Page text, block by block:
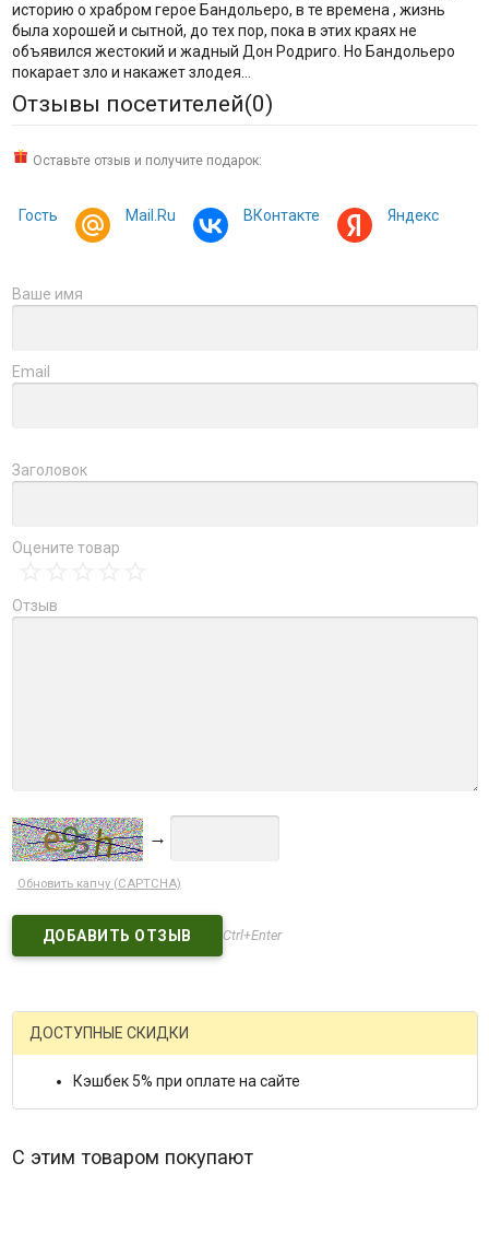
историю о храбром герое Бандольеро, в те времена , жизнь
была хорошей и сытной, до тех пор, пока в этих краях не
объявился жестокий и жадный Дон Родриго. Но Бандольеро
покарает зло и накажет злодея...
Отзывы посетителей(0)
Оставьте отзыв и получите подарок:
Гость Mail.Ru ВКонтакте Яндекс
Ваше имя
Email
Заголовок
Оцените товар
Отзыв
→
Обновить капчу (CAPTCHA)
Ctrl+Enter
ДОСТУПНЫЕ СКИДКИ
Кэшбек 5% при оплате на сайте
С этим товаром покупают